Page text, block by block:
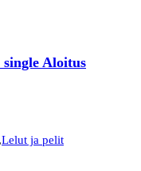
Aloitus
,Lelut ja pelit